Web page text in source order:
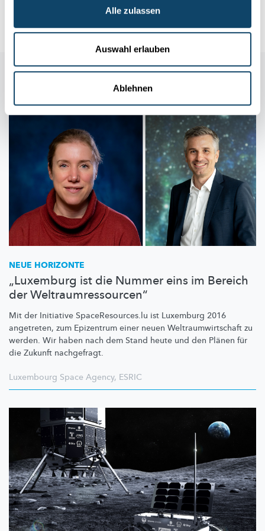
Alle zulassen
Auswahl erlauben
Ablehnen
Auch in dieser Rubrik
NEUE HORIZONTE
„Luxemburg ist die Nummer eins im Bereich
der Weltraumressourcen“
Mit der Initiative SpaceResources.lu ist Luxemburg 2016
angetreten, zum Epizentrum einer neuen Weltraumwirtschaft zu
werden. Wir haben nach dem Stand heute und den Plänen für
die Zukunft nachgefragt.
Luxembourg Space Agency, ESRIC